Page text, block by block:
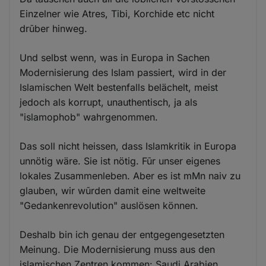
Einzelner wie Atres, Tibi, Korchide etc nicht
drūber hinweg.
Und selbst wenn, was in Europa in Sachen
Modernisierung des Islam passiert, wird in der
Islamischen Welt bestenfalls belächelt, meist
jedoch als korrupt, unauthentisch, ja als
"islamophob" wahrgenommen.
Das soll nicht heissen, dass Islamkritik in Europa
unnötig wäre. Sie ist nötig. Fūr unser eigenes
lokales Zusammenleben. Aber es ist mMn naiv zu
glauben, wir wūrden damit eine weltweite
"Gedankenrevolution" auslösen können.
Deshalb bin ich genau der entgegengesetzten
Meinung. Die Modernisierung muss aus den